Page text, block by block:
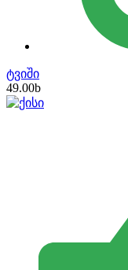
ტვიში
49.00b